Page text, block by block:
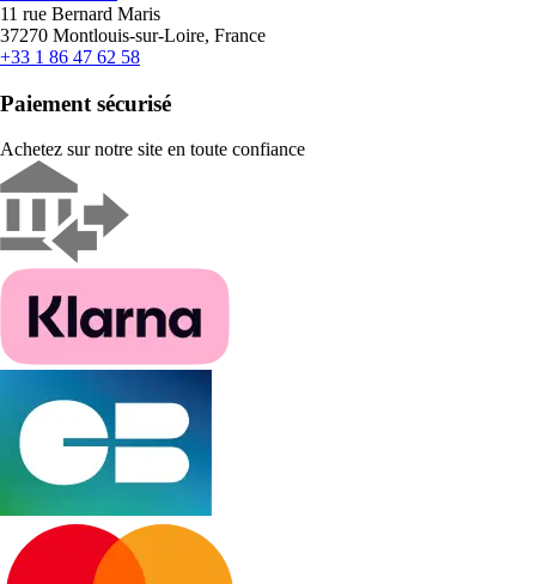
11 rue Bernard Maris
37270 Montlouis-sur-Loire, France
+33 1 86 47 62 58
Paiement sécurisé
Achetez sur notre site en toute confiance